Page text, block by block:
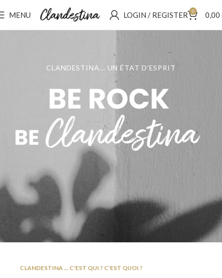
MENU LOGIN / REGISTER 0 0,00
CLANDESTINA... UN ÉTAT D'ESPRIT
CLANDESTINA ... C'EST QUI ? C'EST QUOI ?